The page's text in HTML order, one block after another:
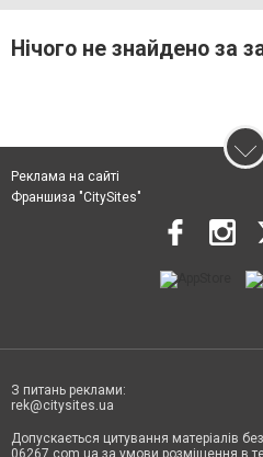
Нічого не знайдено за
Реклама на сайті
Франшиза "CitySites"
З питань реклами:
rek@citysites.ua
Допускається цитування матеріалів
06267.com.ua за умови розміщення в